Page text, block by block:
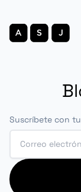
Suscríbete con